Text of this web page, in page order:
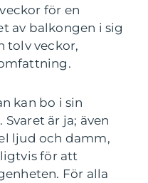
för en
av balkongen i sig
tolv veckor,
kan bo i sin
är ja; även
ljud och damm,
för att
För alla